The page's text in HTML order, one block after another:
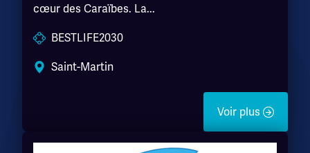
cœur des Caraïbes. La...
BESTLIFE2030
Saint-Martin
Voir plus